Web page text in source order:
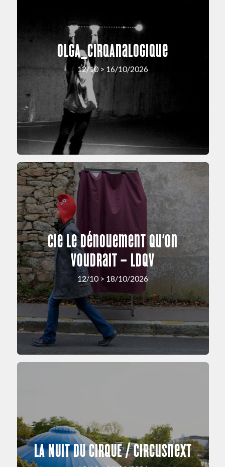
OLGA_cirqAnalogique
12/10 > 16/10/2026
Cie Le Dénouement Qu’on
Voudrait – LDQV
12/10 > 18/10/2026
LA NUIT DU CIRQUE / circusnext